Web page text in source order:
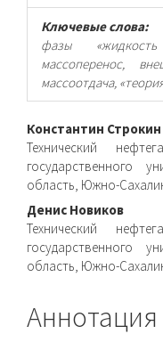
Ключевые слова:
фазы
массоперенос,
массоотдача,
Основное
статьи
Константин Строкин
Технический
государственного
область, Южно-
Денис Новиков
Технический
государственного
область, Южно-
Аннотация